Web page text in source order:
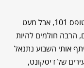
"כל החברים שלי עובדים, כולם חתמו על טופס 101, אבל מעט
הרבה חולמים להיות
אותי השבוע נתנאל
הצעירים של דיסקונט,